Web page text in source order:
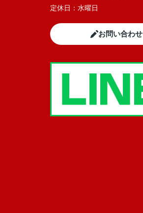
定休日： 水曜日
お問い合わせ